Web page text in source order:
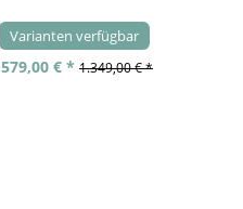
Varianten verfügbar
579,00 € * 1.349,00 € *